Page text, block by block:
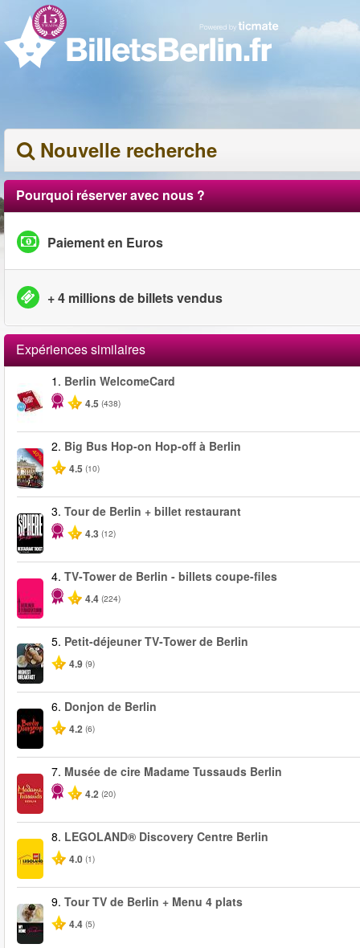
Nouvelle recherche
Pourquoi réserver avec nous ?
Paiement en Euros
+ 4 millions de billets vendus
Expériences similaires
1. Berlin WelcomeCard
4.5 (438)
-40%
2. Big Bus Hop-on Hop-off à Berlin
4.5 (10)
3. Tour de Berlin + billet restaurant
4.3 (12)
4. TV‑Tower de Berlin - billets coupe-files
4.4 (224)
5. Petit-déjeuner TV‑Tower de Berlin
4.9 (9)
6. Donjon de Berlin
4.2 (6)
7. Musée de cire Madame Tussauds Berlin
4.2 (20)
8. LEGOLAND® Discovery Centre Berlin
4.0 (1)
9. Tour TV de Berlin + Menu 4 plats
4.4 (5)